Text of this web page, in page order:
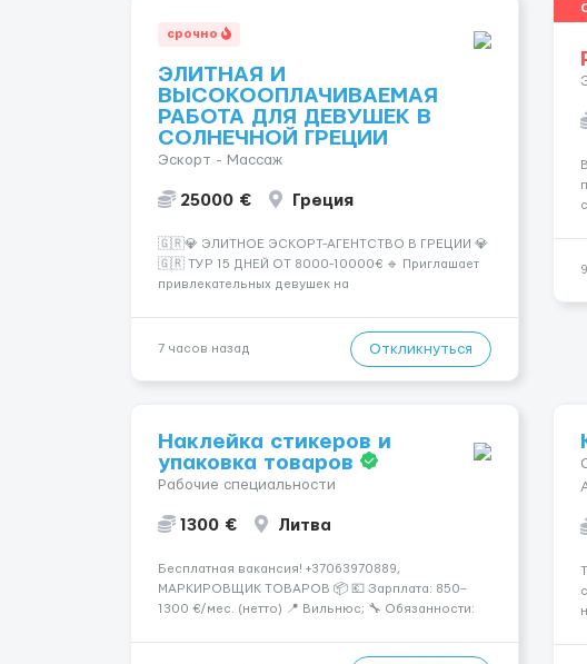
срочно
ЭЛИТНАЯ И
ВЫСОКООПЛАЧИВАЕМАЯ
РАБОТА ДЛЯ ДЕВУШЕК В
СОЛНЕЧНОЙ ГРЕЦИИ
Эскорт - Массаж
25000 € Греция
🇬🇷💎 ЭЛИТНОЕ ЭСКОРТ-АГЕНТСТВО В ГРЕЦИИ 💎
🇬🇷 ТУР 15 ДНЕЙ ОТ 8000-10000€ 🔹 Приглашает
привлекательных девушек на
хорошие деньги 💶 — это предложение для тебя! 🔹
7 часов назад Откликнуться
Наклейка стикеров и
упаковка товаров
Рабочие специальности
1300 € Литва
Бесплатная вакансия! +37063970889,
МАРКИРОВЩИК ТОВАРОВ 📦 💶 Зарплата: 850–
1300 €/мес. (нетто) 📍 Вильнюс; 🔧 Обязанности: